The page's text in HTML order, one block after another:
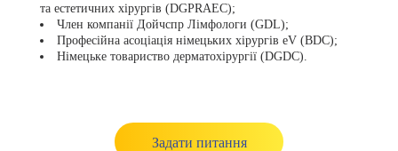
та естетичних хірургів (DGPRAEC);
Член компанії Дойчспр Лімфологи (GDL);
Професійна асоціація німецьких хірургів eV (BDC);
Німецьке товариство дерматохірургії (DGDC).
Задати питання